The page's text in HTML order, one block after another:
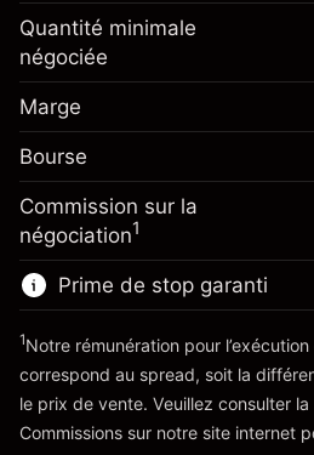
Ajustement des fonds
overnight
Taille de la position avec
~ $10,000.00
Valeur nominale avec effet
$9,000.00
Vers la plateforme
Marge. Votre
investissement
Ajustement des fonds
overnight
Frais sur la valeur totale de la
position
Taille de la position avec
~$10,000.00
Valeur nominale avec effet
Vers la plateforme
Quantité minimale
négociée
Marge
Bourse
Commission sur la
négociation1
Prime de stop garanti
'Tarifs
1Notre rémunération pour
correspond au spread, soit la
le prix de vente. Veuillez consulter
Commissions sur notre site internet